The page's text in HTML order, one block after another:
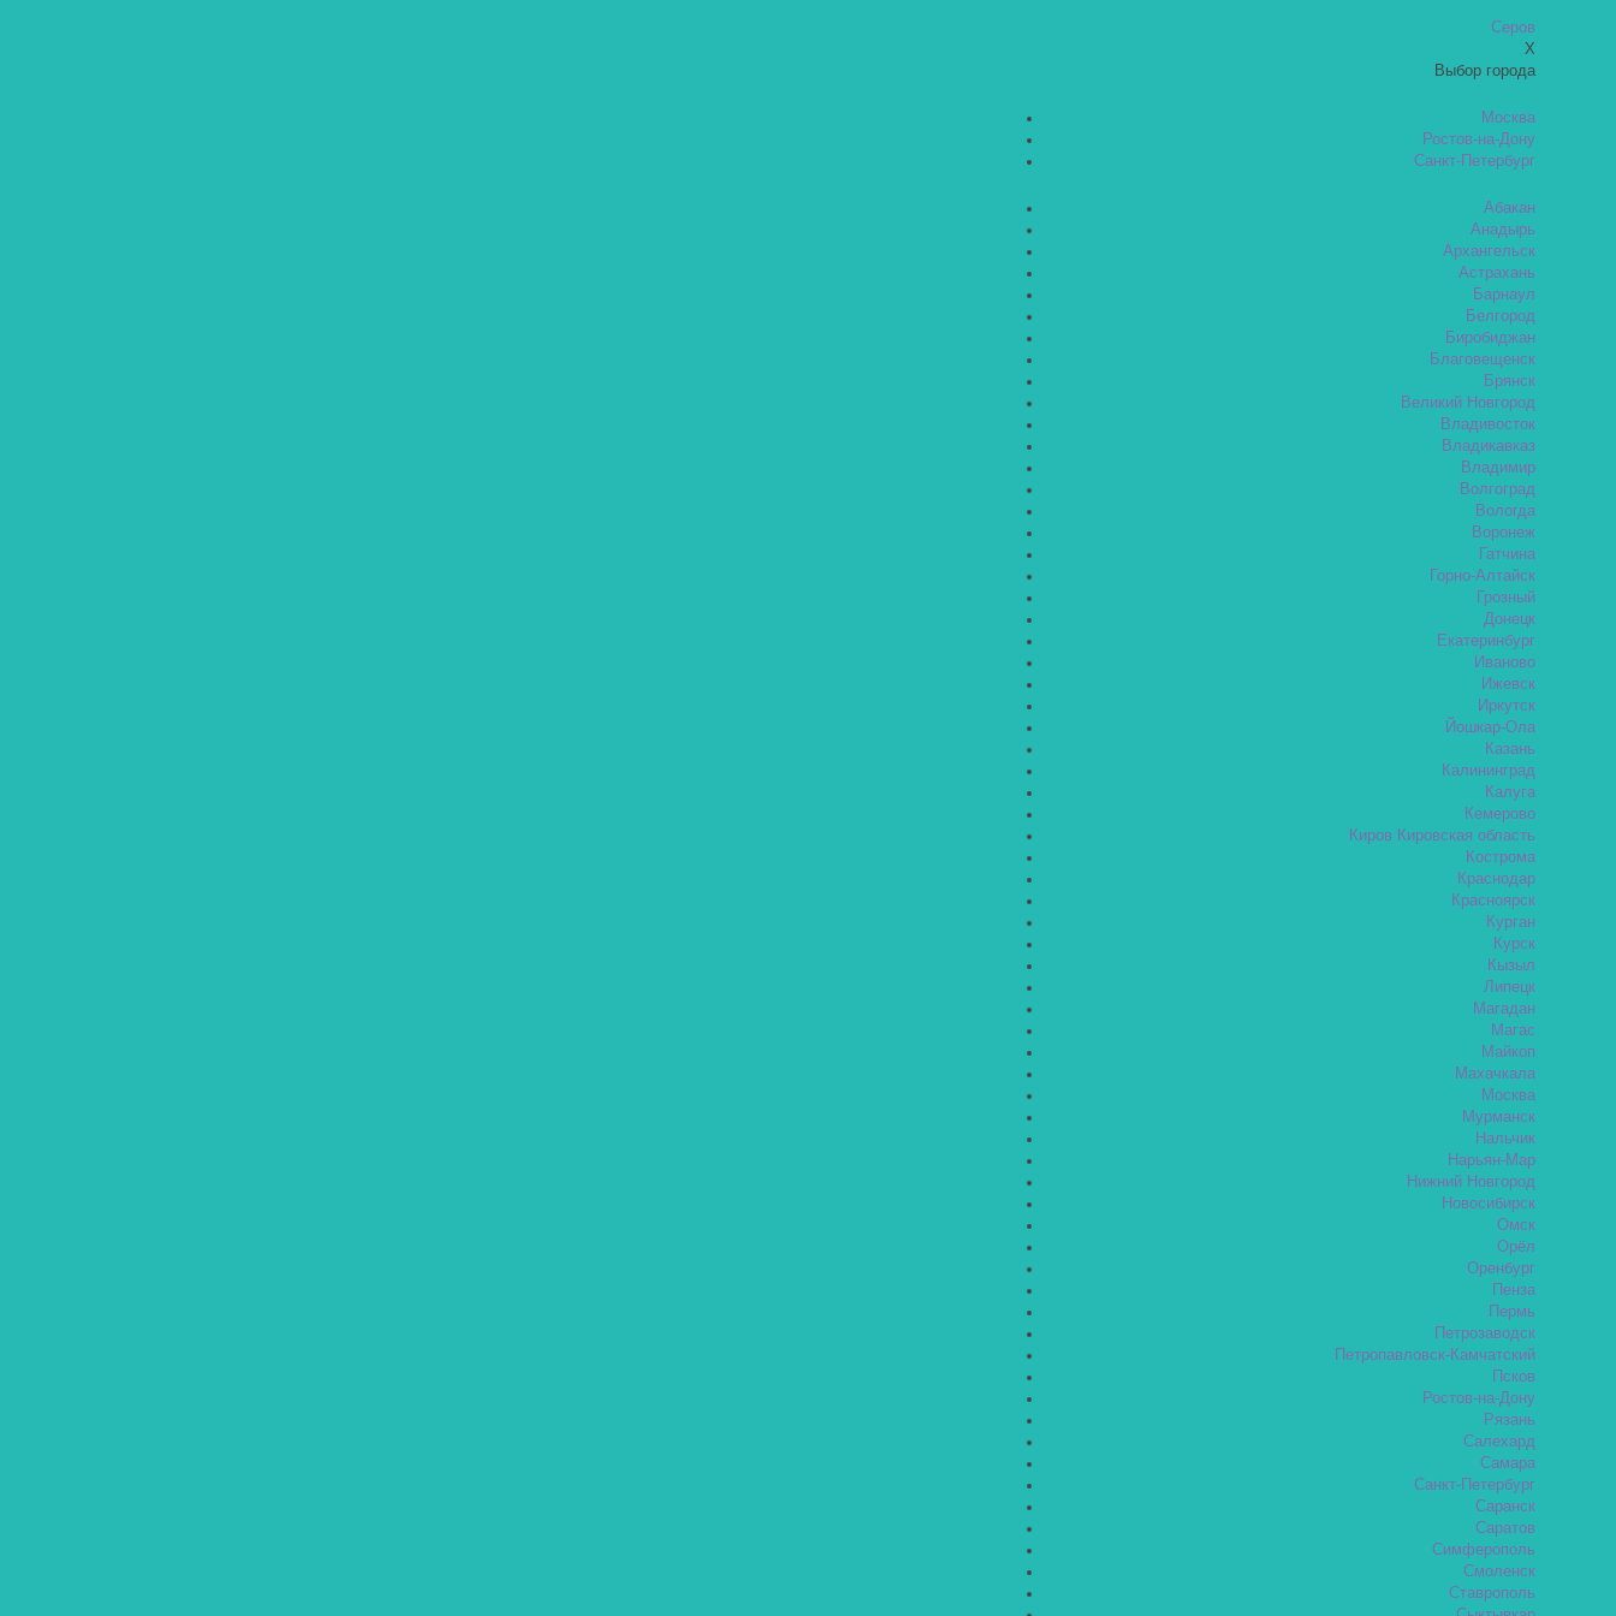
Серов
X
Выбор города
Москва
Ростов-на-Дону
Санкт-Петербург
Абакан
Анадырь
Архангельск
Астрахань
Барнаул
Белгород
Биробиджан
Благовещенск
Брянск
Великий Новгород
Владивосток
Владикавказ
Владимир
Волгоград
Вологда
Воронеж
Гатчина
Горно-Алтайск
Грозный
Донецк
Екатеринбург
Иваново
Ижевск
Иркутск
Йошкар-Ола
Казань
Калининград
Калуга
Кемерово
Киров Кировская область
Кострома
Краснодар
Красноярск
Курган
Курск
Кызыл
Липецк
Магадан
Магас
Майкоп
Махачкала
Москва
Мурманск
Нальчик
Нарьян-Мар
Нижний Новгород
Новосибирск
Омск
Орёл
Оренбург
Пенза
Пермь
Петрозаводск
Петропавловск-Камчатский
Псков
Ростов-на-Дону
Рязань
Салехард
Самара
Санкт-Петербург
Саранск
Саратов
Симферополь
Смоленск
Ставрополь